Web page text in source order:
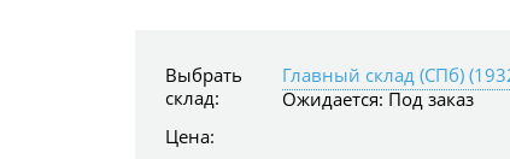
Выбрать
склад:
Ожидается: Под заказ
Цена: